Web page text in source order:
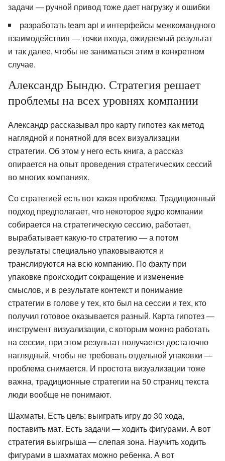
задачи — ручной привод тоже дает нагрузку и ошибки
разработать team api и интерфейсы межкомандного
взаимодействия — точки входа, ожидаемый результат
и так далее, чтобы не заниматься этим в конкретном
случае.
Александр Бындю. Стратегия решает
проблемы на всех уровнях компании
Александр рассказывал про карту гипотез как метод
наглядной и понятной для всех визуализации
стратегии. Об этом у него есть книга, а рассказ
опирается на опыт проведения стратегических сессий
во многих компаниях.
Со стратегией есть вот какая проблема. Традиционный
подход предполагает, что некоторое ядро компании
собирается на стратегическую сессию, работает,
вырабатывает какую-то стратегию — а потом
результаты специально упаковываются и
транслируются на всю компанию. По факту при
упаковке происходит сокращение и изменение
смыслов, и в результате контекст и понимание
стратегии в голове у тех, кто был на сессии и тех, кто
получил готовое оказывается разный. Карта гипотез —
инструмент визуализации, с которым можно работать
на сессии, при этом результат получается достаточно
наглядный, чтобы не требовать отдельной упаковки —
проблема снимается. И простота визуализации тоже
важна, традиционные стратегии на 50 страниц текста
люди вообще не понимают.
Шахматы. Есть цель: выиграть игру до 30 хода,
поставить мат. Есть задачи — ходить фигурами. А вот
стратегия выигрыша — слепая зона. Научить ходить
фигурами в шахматах можно ребенка. А вот